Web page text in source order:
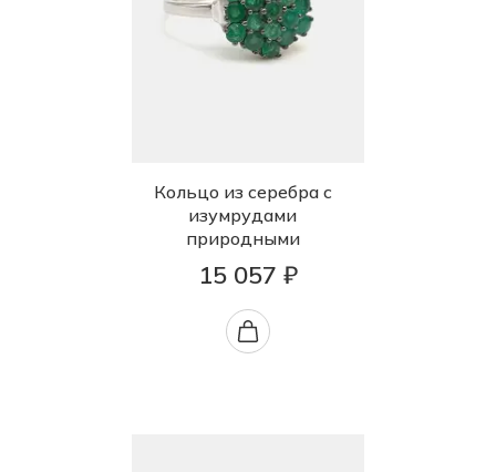
Кольцо из серебра с
изумрудами
природными
15 057 ₽